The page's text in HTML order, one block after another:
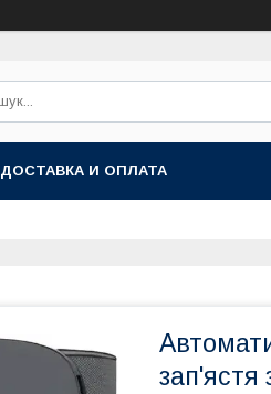
ДОСТАВКА И ОПЛАТА
зап'ястя